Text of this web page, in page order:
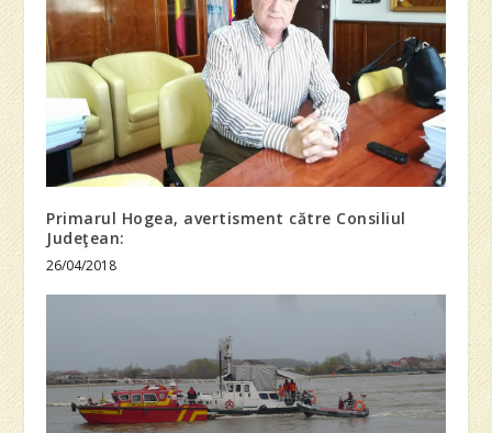
Primarul Hogea, avertisment către Consiliul
Judeţean:
26/04/2018